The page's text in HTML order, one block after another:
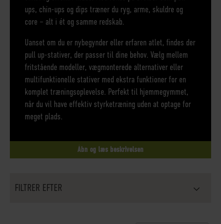
ups, chin-ups og dips træner du ryg, arme, skuldre og
core – alt i ét og samme redskab.
Uanset om du er nybegynder eller erfaren atlet, findes der
pull up-stativer, der passer til dine behov. Vælg mellem
fritstående modeller, vægmonterede alternativer eller
multifunktionelle stativer med ekstra funktioner for en
komplet træningsoplevelse. Perfekt til hjemmegymmet,
når du vil have effektiv styrketræning uden at optage for
meget plads.
Åbn og læs beskrivelsen
FILTRER EFTER